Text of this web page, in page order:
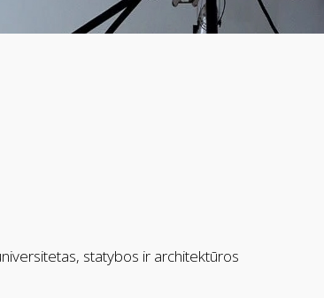
statybos ir architektūros